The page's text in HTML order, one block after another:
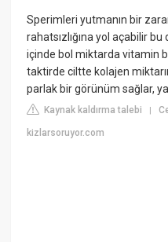
Sperimleri yutmanın bir
rahatsızlığına yol açabilir
içinde bol miktarda vitamin
taktirde ciltte kolajen
parlak bir görünüm sağlar,
Kaynak kaldırma talebi |
kizlarsoruyor.com